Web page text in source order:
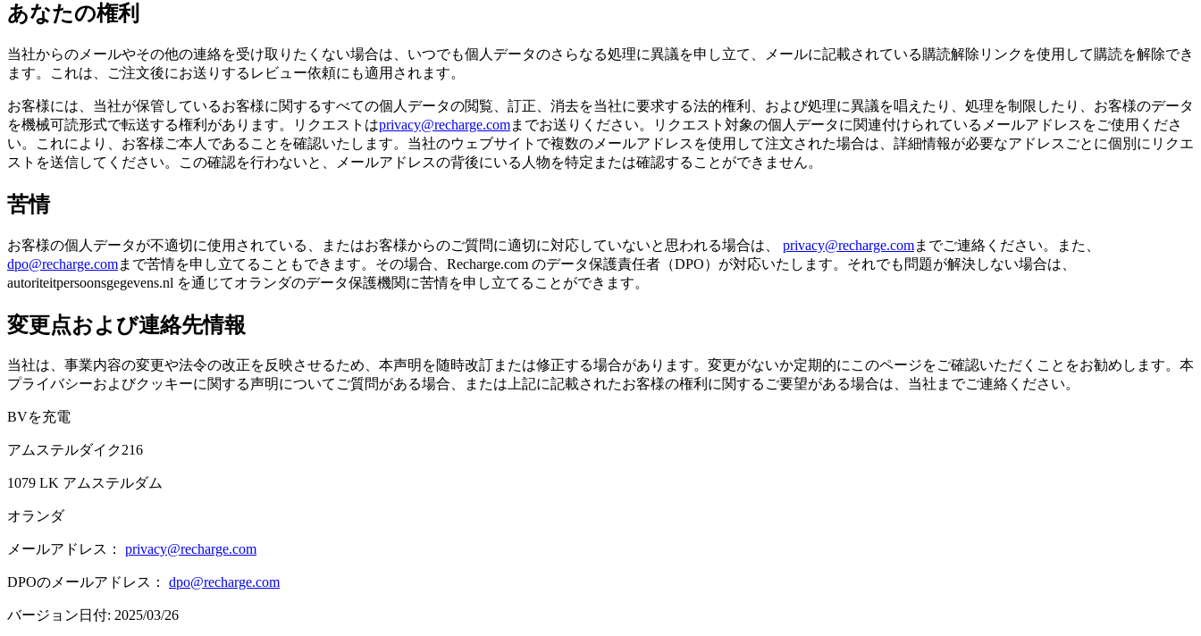
あなたの権利
当社からのメールやその他の連絡を受け取りたくない場合は、いつでも個人データのさらなる処理に異議を申し立て、メールに記載されている購読解除リンクを使用して購読を解除でき
ます。これは、ご注文後にお送りするレビュー依頼にも適用されます。
お客様には、当社が保管しているお客様に関するすべての個人データの閲覧、訂正、消去を当社に要求する法的権利、および処理に異議を唱えたり、処理を制限したり、お客様のデータ
を機械可読形式で転送する権利があります。リクエストはprivacy@recharge.comまでお送りください。リクエスト対象の個人データに関連付けられているメールアドレスをご使用くださ
い。これにより、お客様ご本人であることを確認いたします。当社のウェブサイトで複数のメールアドレスを使用して注文された場合は、詳細情報が必要なアドレスごとに個別にリクエ
ストを送信してください。この確認を行わないと、メールアドレスの背後にいる人物を特定または確認することができません。
苦情
お客様の個人データが不適切に使用されている、またはお客様からのご質問に適切に対応していないと思われる場合は、 privacy@recharge.comまでご連絡ください。また、
dpo@recharge.comまで苦情を申し立てることもできます。その場合、Recharge.com のデータ保護責任者（DPO）が対応いたします。それでも問題が解決しない場合は、
autoriteitpersoonsgegevens.nl を通じてオランダのデータ保護機関に苦情を申し立てることができます。
変更点および連絡先情報
当社は、事業内容の変更や法令の改正を反映させるため、本声明を随時改訂または修正する場合があります。変更がないか定期的にこのページをご確認いただくことをお勧めします。本
プライバシーおよびクッキーに関する声明についてご質問がある場合、または上記に記載されたお客様の権利に関するご要望がある場合は、当社までご連絡ください。
BVを充電
アムステルダイク216
1079 LK アムステルダム
オランダ
メールアドレス： privacy@recharge.com
DPOのメールアドレス： dpo@recharge.com
バージョン日付: 2025/03/26